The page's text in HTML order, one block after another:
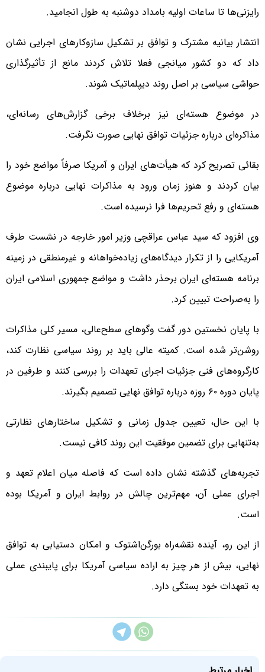
رایزنی‌ها تا ساعات اولیه بامداد دوشنبه به طول انجامید.
انتشار بیانیه مشترک و توافق بر تشکیل سازوکارهای اجرایی نشان
داد که دو کشور میانجی فعلا تلاش کردند مانع از تأثیرگذاری
حواشی سیاسی بر اصل روند دیپلماتیک شوند.
در موضوع هسته‌ای نیز برخلاف برخی گزارش‌های رسانه‌ای،
مذاکره‌ای درباره جزئیات توافق نهایی صورت نگرفت.
بقائی تصریح کرد که هیأت‌های ایران و آمریکا صرفاً مواضع خود را
بیان کردند و هنوز زمان ورود به مذاکرات نهایی درباره موضوع
هسته‌ای و رفع تحریم‌ها فرا نرسیده است.
وی افزود که سید عباس عراقچی وزیر امور خارجه در نشست طرف
آمریکایی را از تکرار دیدگاه‌های زیاده‌خواهانه و غیرمنطقی در زمینه
برنامه هسته‌ای ایران برحذر داشت و مواضع جمهوری اسلامی ایران
را به‌صراحت تبیین کرد.
با پایان نخستین دور گفت‌ وگوهای سطح‌عالی، مسیر کلی مذاکرات
روشن‌تر شده است. کمیته عالی باید بر روند سیاسی نظارت کند،
کارگروه‌های فنی جزئیات اجرای تعهدات را بررسی کنند و طرفین در
پایان دوره ۶۰ روزه درباره توافق نهایی تصمیم بگیرند.
با این حال، تعیین جدول زمانی و تشکیل ساختارهای نظارتی
به‌تنهایی برای تضمین موفقیت این روند کافی نیست.
تجربه‌های گذشته نشان داده است که فاصله میان اعلام تعهد و
اجرای عملی آن، مهم‌ترین چالش در روابط ایران و آمریکا بوده
است.
از این رو، آینده نقشه‌راه بورگن‌اشتوک و امکان دستیابی به توافق
نهایی، بیش از هر چیز به اراده سیاسی آمریکا برای پایبندی عملی
به تعهدات خود بستگی دارد.